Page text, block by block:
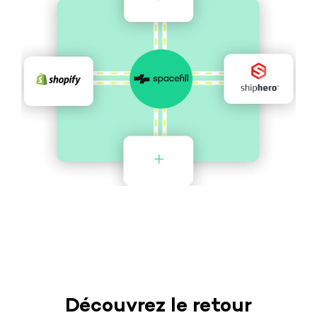
Découvrez le retour